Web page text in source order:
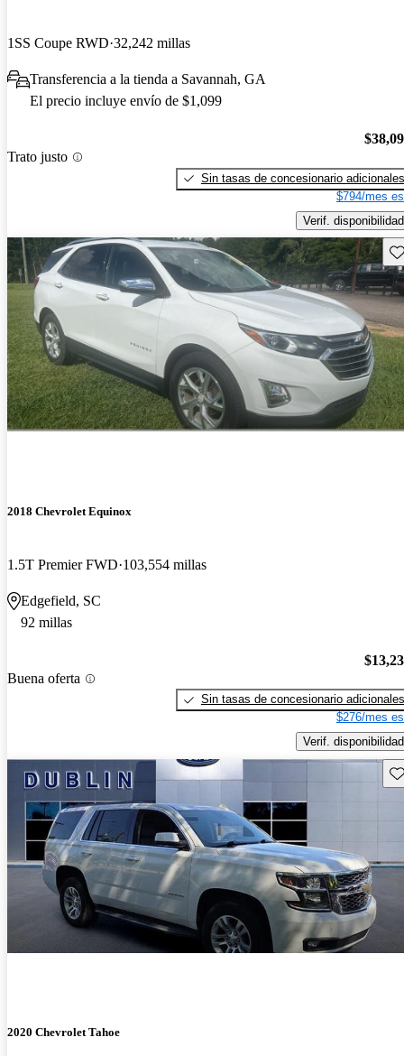
1SS Coupe RWD 32,242 millas
Transferencia a la tienda a Savannah, GA
El precio incluye envío de $1,099
Trato justo
Sin tasas de concesionario adicionales
$794/mes
Verif. disponibilidad
2018 Chevrolet Equinox
1.5T Premier FWD 103,554 millas
Edgefield, SC
92 millas
Buena oferta
Sin tasas de concesionario adicionales
$276/mes
Verif. disponibilidad
2020 Chevrolet Tahoe